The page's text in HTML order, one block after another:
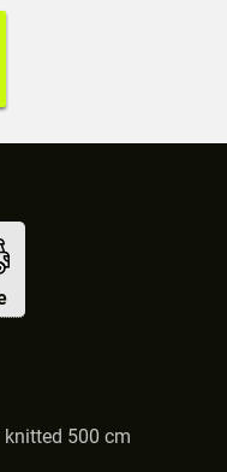
knitted 500 cm